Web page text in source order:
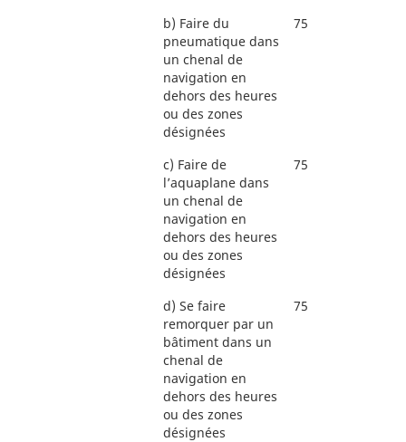
b) Faire du
pneumatique dans
un chenal de
navigation en
dehors des heures
ou des zones
désignées
75
c) Faire de
l’aquaplane dans
un chenal de
navigation en
dehors des heures
ou des zones
désignées
75
d) Se faire
remorquer par un
bâtiment dans un
chenal de
navigation en
dehors des heures
ou des zones
désignées
75